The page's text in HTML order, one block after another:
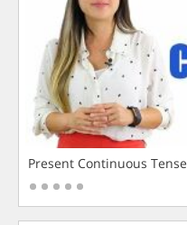
Present Continuous Tense